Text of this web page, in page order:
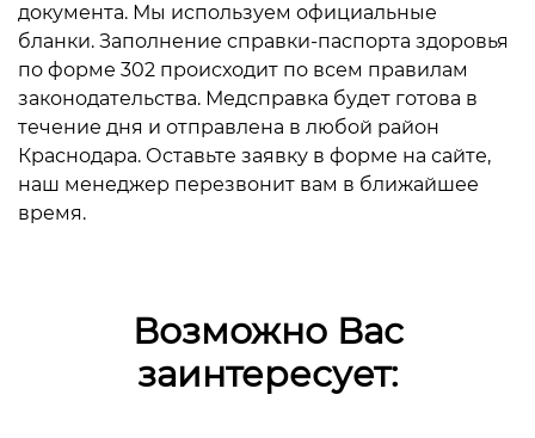
документа. Мы используем официальные
бланки. Заполнение справки-паспорта здоровья
по форме 302 происходит по всем правилам
законодательства. Медсправка будет готова в
течение дня и отправлена в любой район
Краснодара. Оставьте заявку в форме на сайте,
наш менеджер перезвонит вам в ближайшее
время.
Возможно Вас
заинтересует: